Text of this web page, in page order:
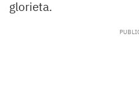
glorieta.